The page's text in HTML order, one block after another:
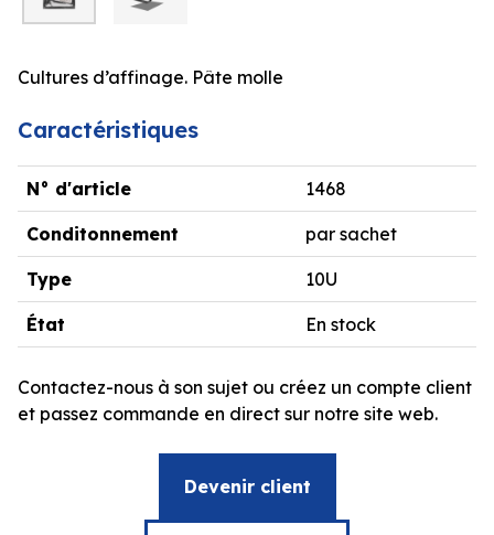
Cultures d’affinage. Pâte molle
Caractéristiques
N° d'article 1468
Conditonnement par sachet
Type 10U
État En stock
Contactez-nous à son sujet ou créez un compte client
et passez commande en direct sur notre site web.
Devenir client